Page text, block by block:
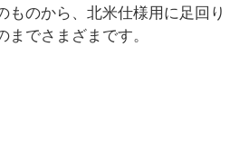
ものから、北米仕様用に足回り
までさまざまです。